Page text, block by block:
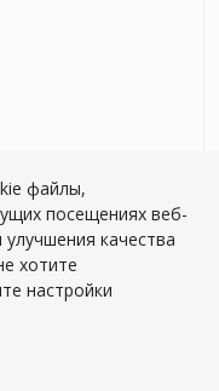
файлы,
посещениях веб-
качества
хотите
настройки